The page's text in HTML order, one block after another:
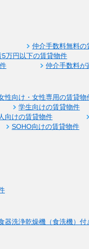
仲介手数料無料の
5万円以下の賃貸物件
仲介手数料が
性向け・女性専用の賃貸物
学生向けの賃貸物件
向けの賃貸物件
SOHO向けの賃貸物件
器洗浄乾燥機（食洗機）付